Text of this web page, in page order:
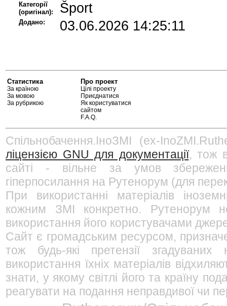
Категорії
(оригінал):
Šport
Додано: 03.06.2026 14:25:11
Статистика
За країною
За мовою
За рубрикою
Про проект
Цілі проекту
Приєднатися
Як користуватися
сайтом
F.A.Q.
Спільнобачення.ІноЗМІ (ex-
ліцензією GNU для документації, тож
сайті - вільне за умов
гіперпосилання на Рутенорум (для
При використанні матеріалів
кожним ЗМІ конкретно. Рутенорум
використання його користувачами
Сайт є громадським ресурсом,
тож будь-які претензії
використання їхніх матеріалів
знати, у якому світлі його та країну
реагувати на подання неправдивої чи